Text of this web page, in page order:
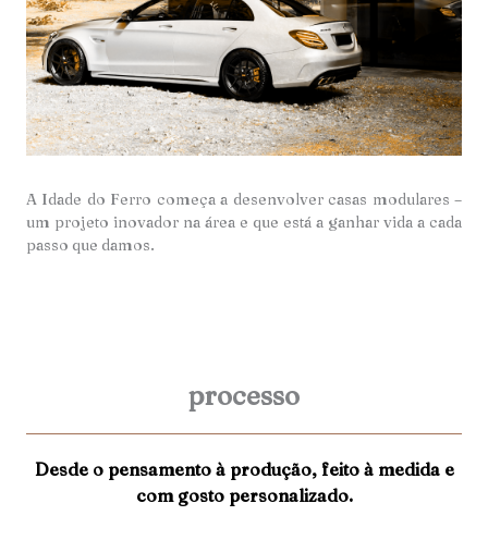
A Idade do Ferro começa a desenvolver casas modulares –
um projeto inovador na área e que está a ganhar vida a cada
passo que damos.
processo
Desde o pensamento à produção, feito à medida e
com gosto personalizado.